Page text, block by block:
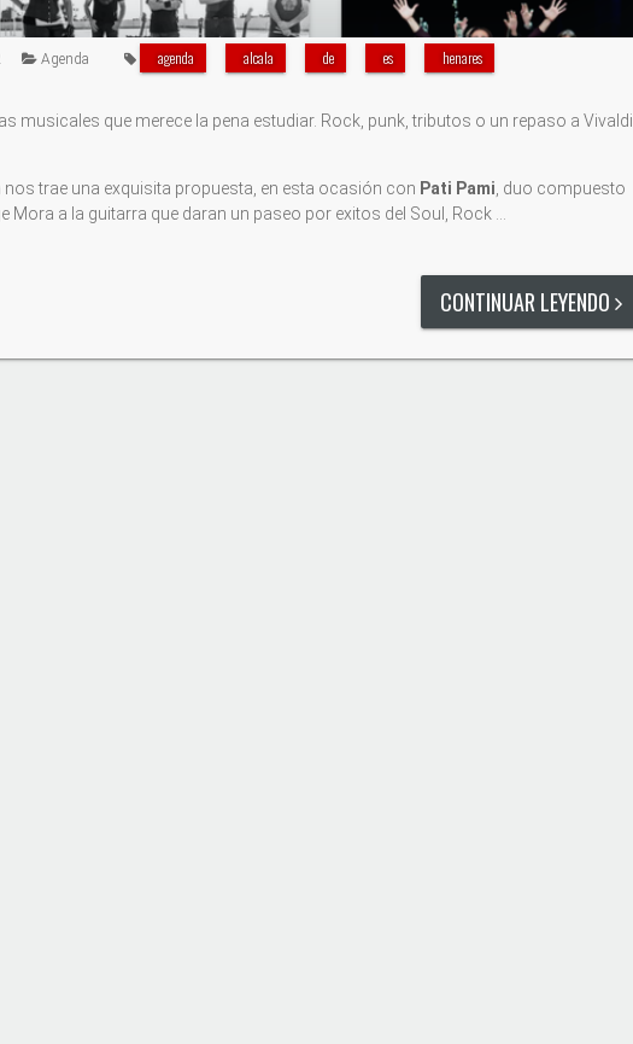
Agenda agenda alcala de es henares
musicales que merece la pena estudiar. Rock, punk, tributos o un repaso a Vivaldi
nos trae una exquisita propuesta, en esta ocasión con Pati Pami , duo compuesto
Mora a la guitarra que daran un paseo por exitos del Soul, Rock …
CONTINUAR LEYENDO